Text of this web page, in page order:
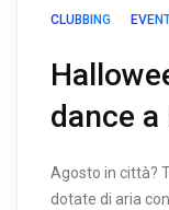
CLUBBING
dance
Agosto in città?
dotate di aria